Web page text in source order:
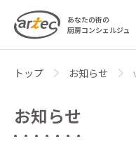
あなたの街の
厨房コンシェルジュ
トップ お知らせ
お知らせ